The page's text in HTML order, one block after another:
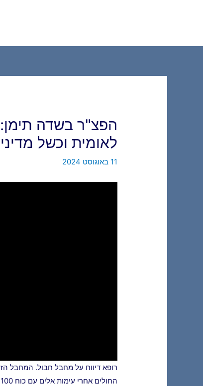
הפצ"ר בשדה תימן:
לאומית וכשל
11 באוגוסט 2024
רופא דיווח על מחבל חבול. המחבל